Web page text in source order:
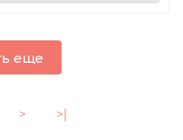
еще
> >|